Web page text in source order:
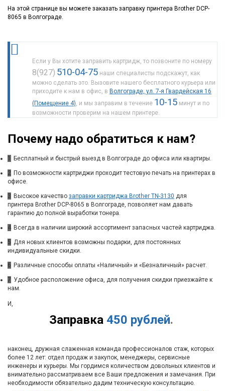
На этой странице вы можете заказать заправку принтера Brother DCP-
8065 в Волгограде.
Если у Вы хотите заправить картридж, то позвоните по номеру
8(927) 510-04-75 наши специалисты подскажут, как
можно сделать это. Вызовите нашего бесплатного курьера или
приходите к нам в офис, в Волгограде, ул. 7-я Гвардейская 16
(Помещение 4) , и мы заправим в течение 10-15 минут и по
возможности проверим на нашем принтере.
Почему надо обратиться к нам?
1 Бесплатный и быстрый выезд в Волгограде до офиса или квартиры.
2 По возможности картриджи проходит тестовую печать на принтерах в
офисе.
3 Высокое качество заправки картриджа Brother TN-3130 для
принтера Brother DCP-8065 в Волгограде, позволяет нам давать
гарантию до полной выработки тонера.
4 Всегда в наличии широкий ассортимент запасных частей картриджа.
5 Для новых клиентов возможны подарки, для постоянных
индивидуальные скидки.
6 Различные способы оплаты «Наличный» и «Безналичный» расчет.
7 Удобное расположение офиса, для получения скидки приезжайте к
нам.
Заправка 450 рублей.
И,
наконец, дружная слаженная команда профессионалов стаж, которых
более 12 лет: отдел продаж и закупок, менеджеры, сервисные
инженеры и курьеры. Мы гордимся количеством довольных клиентов и
внимательно рассматриваем все Ваши предложения и замечания. При
необходимости обязательно дадим техническую консультацию.